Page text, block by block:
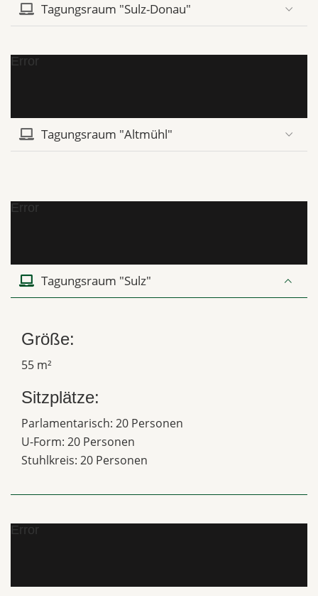
Tagungsraum "Sulz-Donau"
Error
Tagungsraum "Altmühl"
Error
Tagungsraum "Sulz"
Größe:
55 m²
Sitzplätze:
Parlamentarisch: 20 Personen
U-Form: 20 Personen
Stuhlkreis: 20 Personen
Error